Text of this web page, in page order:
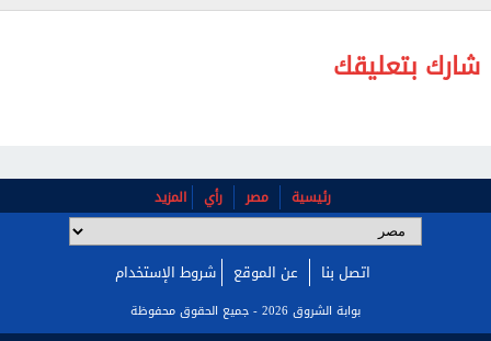
شارك بتعليقك
رئيسية مصر رأي المزيد
اتصل بنا عن الموقع شروط الإستخدام
بوابة الشروق 2026 - جميع الحقوق محفوظة